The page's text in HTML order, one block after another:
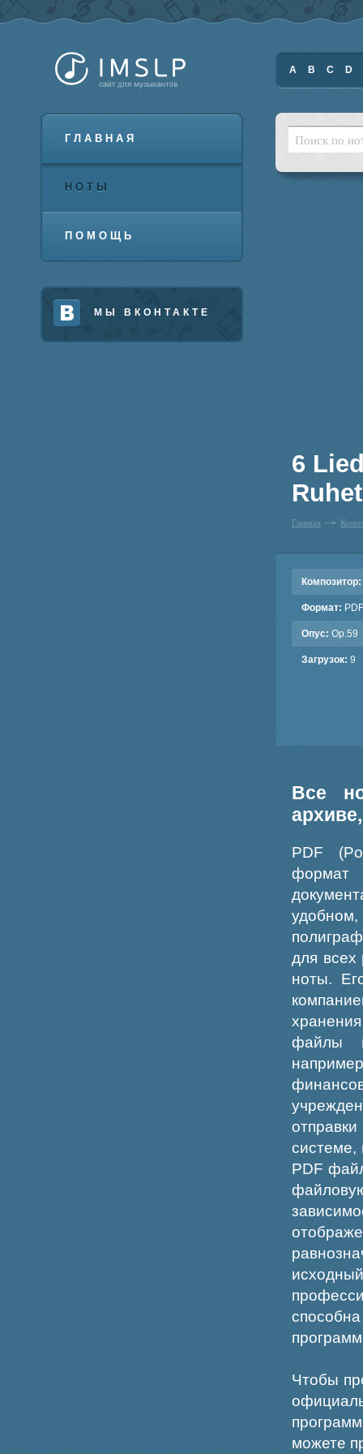
ГЛАВНАЯ
НОТЫ
ПОМОЩЬ
МЫ ВКОНТАКТЕ
A B C D
6
Главная
Композитор:
Формат: PDF
Опус: Op.59
Загрузок: 9
Все
PDF
формат
для всех
ноты.
файлы
системе,
PDF
Чтобы
можете